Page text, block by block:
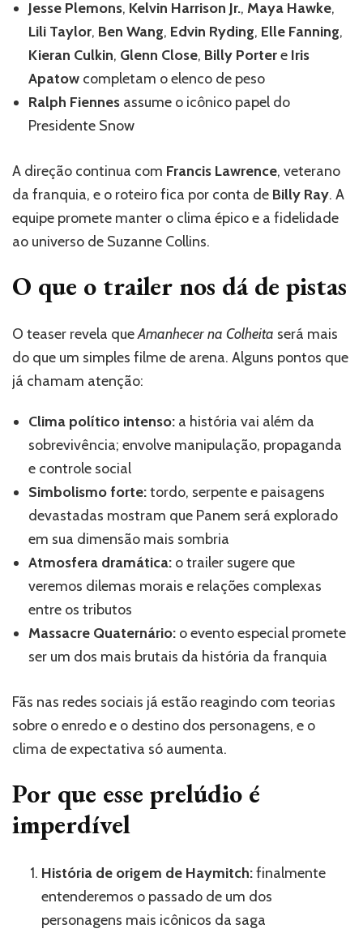
Jesse Plemons, Kelvin Harrison Jr., Maya Hawke,
Lili Taylor, Ben Wang, Edvin Ryding, Elle Fanning,
Kieran Culkin, Glenn Close, Billy Portere Iris
Apatow completam o elenco de peso
Ralph Fiennes assume o icônico papel do
Presidente Snow
A direção continua com Francis Lawrence, veterano
da franquia, e o roteiro fica por conta de Billy Ray. A
equipe promete manter o clima épico e a fidelidade
ao universo de Suzanne Collins.
O que o trailer nos dá de pistas
O teaser revela queAmanhecer na Colheita será mais
do que um simples filme de arena. Alguns pontos que
já chamam atenção:
Clima político intenso: a história vai além da
sobrevivência; envolve manipulação, propaganda
e controle social
Simbolismo forte:tordo, serpente e paisagens
devastadas mostram que Panem será explorado
em sua dimensão mais sombria
Atmosfera dramática: o trailer sugere que
veremos dilemas morais e relações complexas
entre os tributos
Massacre Quaternário: o evento especial promete
ser um dos mais brutais da história da franquia
Fãs nas redes sociais já estão reagindo com teorias
sobre o enredo e o destino dos personagens, e o
clima de expectativa só aumenta.
Por que esse prelúdio é
imperdível
História de origem de Haymitch:finalmente
entenderemos o passado de um dos
personagens mais icônicos da saga